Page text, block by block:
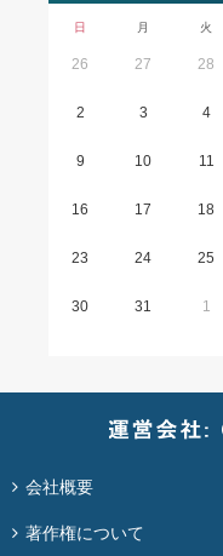
日 月 火
26 27 28
2 3 4
9 10 11
16 17 18
23 24 25
30 31 1
会社概要
著作権について